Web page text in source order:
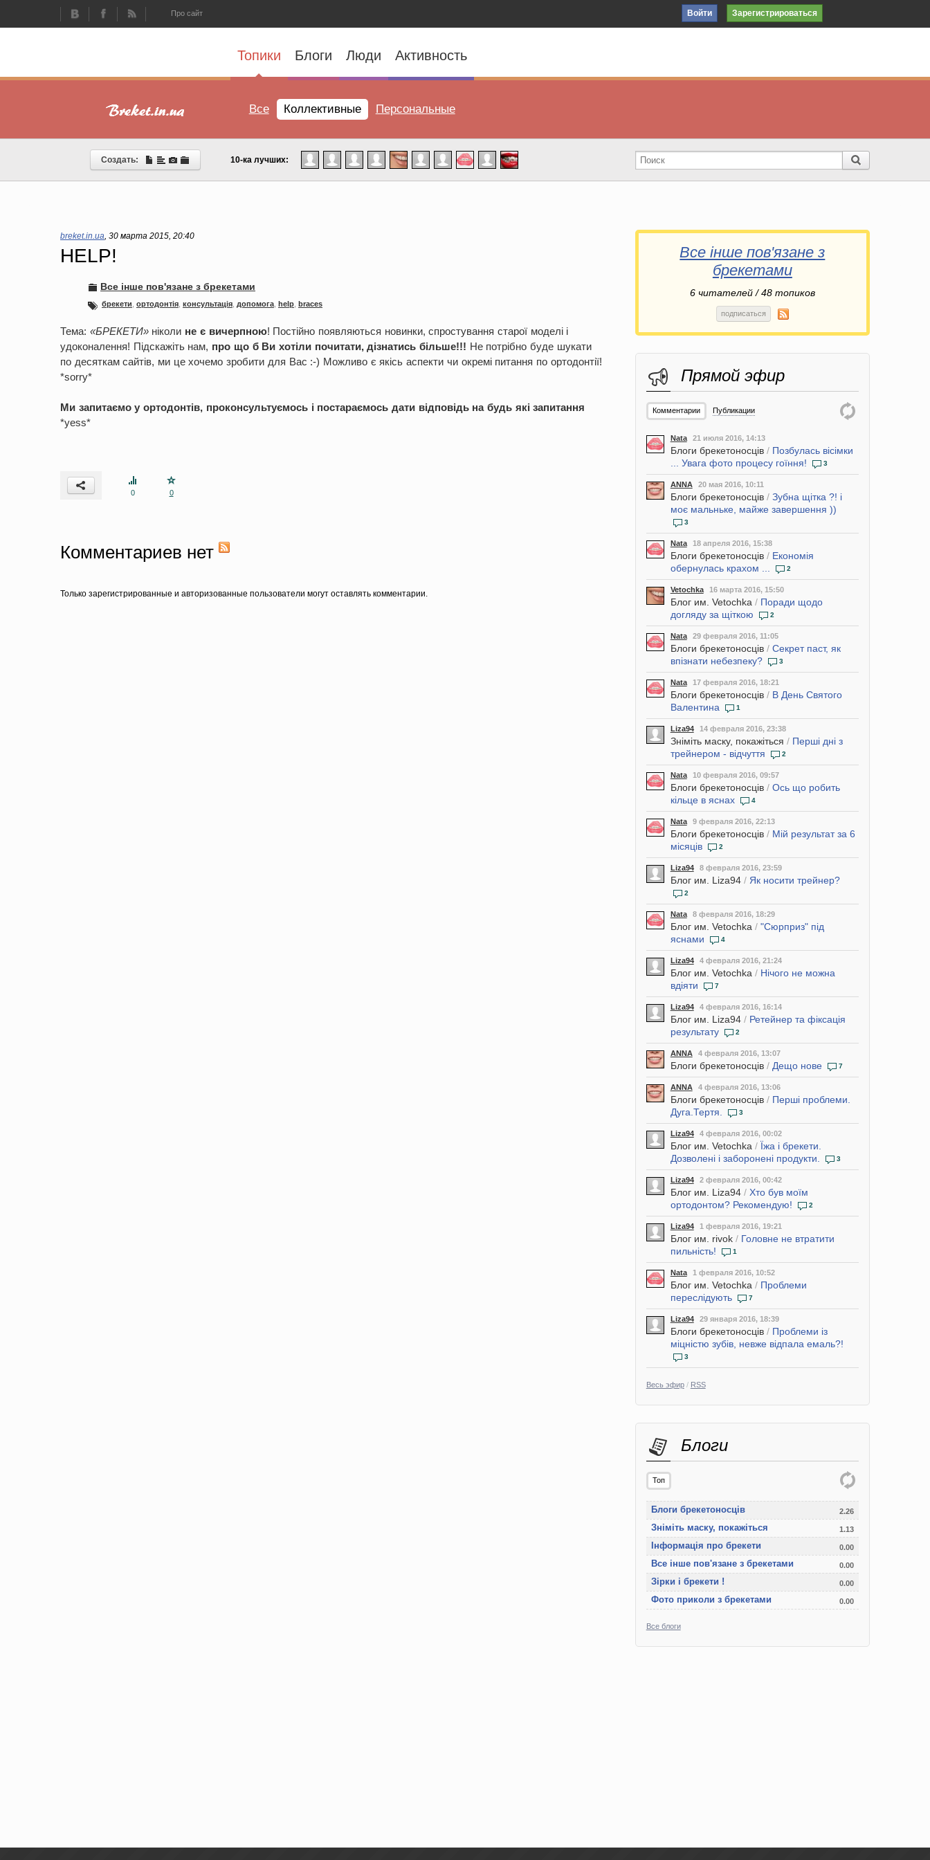
Про сайт Войти Зарегистрироваться
Топики Блоги Люди Активность
Все Коллективные Персональные
Создать: 10-ка лучших:
breket.in.ua, 30 марта 2015, 20:40
HELP!
Все інше пов'язане з брекетами
брекети ортодонтія консультація допомога help braces
Тема: «БРЕКЕТИ»ніколи не є вичерпною! Постійно появляються новинки, спростування старої моделі і
удоконалення! Підскажіть нам, про що б Ви хотіли почитати, дізнатись більше!!! Не потрібно буде шукати
по десяткам сайтів, ми це хочемо зробити для Вас :-) Можливо є якісь аспекти чи окремі питання по ортодонтії!
*sorry*
Ми запитаємо у ортодонтів, проконсультуємось і постараємось дати відповідь на будь які запитання
*yess*
0 0
Комментариев нет
Только зарегистрированные и авторизованные пользователи могут оставлять комментарии.
Все інше пов'язане з
брекетами
6читателей / 48 топиков
подписаться
Прямой эфир
Комментарии Публикации
Nata 21 июля 2016, 14:13
Блоги брекетоносців/ Позбулась вісімки
... Увага фото процесу гоїння!
3
ANNA 20 мая 2016, 10:11
Блоги брекетоносців/ Зубна щітка ?! і
моє мальньке, майже завершення ))
3
Nata 18 апреля 2016, 15:38
Блоги брекетоносців/ Економія
обернулась крахом ...
2
Vetochka 16 марта 2016, 15:50
Блог им. Vetochka / Поради щодо
догляду за щіткою
2
Nata 29 февраля 2016, 11:05
Блоги брекетоносців/ Секрет паст, як
впізнати небезпеку?
3
Nata 17 февраля 2016, 18:21
Блоги брекетоносців/ В День Святого
Валентина
1
Liza94 14 февраля 2016, 23:38
Зніміть маску, покажіться / Перші дні з
трейнером - відчуття
2
Nata 10 февраля 2016, 09:57
Блоги брекетоносців/ Ось що робить
кільце в яснах
4
Nata 9 февраля 2016, 22:13
Блоги брекетоносців/ Мій результат за 6
місяців
2
Liza94 8 февраля 2016, 23:59
Блог им. Liza94/ Як носити трейнер?
2
Nata 8 февраля 2016, 18:29
Блог им. Vetochka / "Сюрприз" під
яснами
4
Liza94 4 февраля 2016, 21:24
Блог им. Vetochka / Нічого не можна
вдіяти
7
Liza94 4 февраля 2016, 16:14
Блог им. Liza94/ Ретейнер та фіксація
результату
2
ANNA 4 февраля 2016, 13:07
Блоги брекетоносців/ Дещо нове 7
ANNA 4 февраля 2016, 13:06
Блоги брекетоносців/ Перші проблеми.
Дуга.Тертя.
3
Liza94 4 февраля 2016, 00:02
Блог им. Vetochka / Їжа і брекети.
Дозволені і заборонені продукти.
3
Liza94 2 февраля 2016, 00:42
Блог им. Liza94/ Хто був моїм
ортодонтом? Рекомендую!
2
Liza94 1 февраля 2016, 19:21
Блог им. rivok/ Головне не втратити
пильність!
1
Nata 1 февраля 2016, 10:52
Блог им. Vetochka / Проблеми
переслідують
7
Liza94 29 января 2016, 18:39
Блоги брекетоносців/ Проблеми із
міцністю зубів, невже відпала емаль?!
3
Весь эфир/ RSS
Блоги
Топ
Блоги брекетоносців 2.26
Зніміть маску, покажіться 1.13
Інформація про брекети 0.00
Все інше пов'язане з брекетами 0.00
Зірки і брекети ! 0.00
Фото приколи з брекетами 0.00
Все блоги